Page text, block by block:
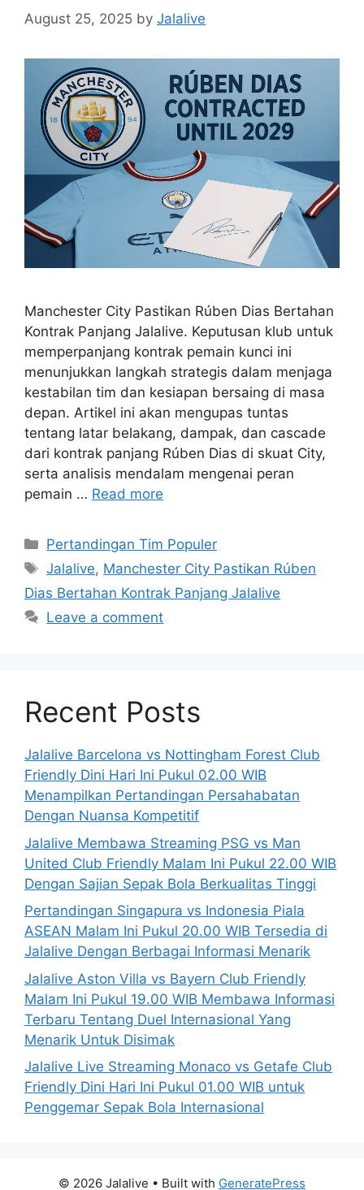
August 25, 2025 by Jalalive
Manchester City Pastikan Rúben Dias Bertahan
Kontrak Panjang Jalalive. Keputusan klub untuk
memperpanjang kontrak pemain kunci ini
menunjukkan langkah strategis dalam menjaga
kestabilan tim dan kesiapan bersaing di masa
depan. Artikel ini akan mengupas tuntas
tentang latar belakang, dampak, dan cascade
dari kontrak panjang Rúben Dias di skuat City,
serta analisis mendalam mengenai peran
pemain … Read more
Categories
Pertandingan Tim Populer
Tags
Jalalive, Manchester City Pastikan Rúben
Dias Bertahan Kontrak Panjang Jalalive
Leave a comment
Recent Posts
Jalalive Barcelona vs Nottingham Forest Club
Friendly Dini Hari Ini Pukul 02.00 WIB
Menampilkan Pertandingan Persahabatan
Dengan Nuansa Kompetitif
Jalalive Membawa Streaming PSG vs Man
United Club Friendly Malam Ini Pukul 22.00 WIB
Dengan Sajian Sepak Bola Berkualitas Tinggi
Pertandingan Singapura vs Indonesia Piala
ASEAN Malam Ini Pukul 20.00 WIB Tersedia di
Jalalive Dengan Berbagai Informasi Menarik
Jalalive Aston Villa vs Bayern Club Friendly
Malam Ini Pukul 19.00 WIB Membawa Informasi
Terbaru Tentang Duel Internasional Yang
Menarik Untuk Disimak
Jalalive Live Streaming Monaco vs Getafe Club
Friendly Dini Hari Ini Pukul 01.00 WIB untuk
Penggemar Sepak Bola Internasional
© 2026 Jalalive • Built with GeneratePress